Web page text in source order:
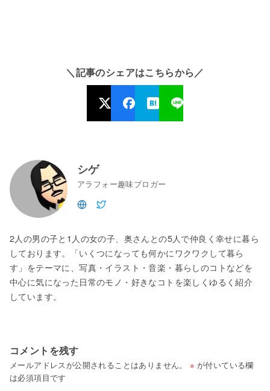
＼記事のシェアはこちらから／
シゲ
アラフォー趣味ブロガー
2人の男の子と1人の女の子、奥さんとの5人で仲良く幸せに暮ら
しております。「いくつになっても何かにワクワクして暮ら
す」をテーマに、写真・イラスト・音楽・暮らしのコトなどを
中心に気になった日常のモノ・好きなコトを楽しくゆるく紹介
しています。
コメントを残す
メールアドレスが公開されることはありません。 ※ が付いている欄
は必須項目です